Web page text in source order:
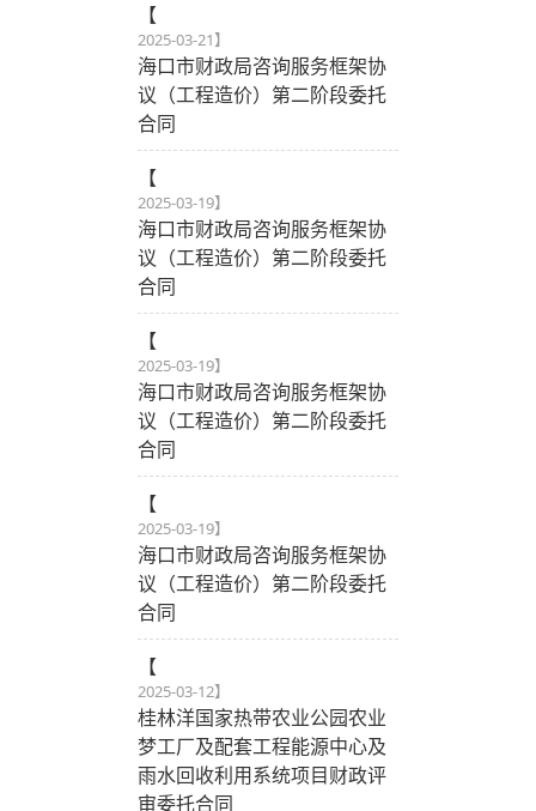
【
2025-03-21】
海口市财政局咨询服务框架协
议（工程造价）第二阶段委托
合同
【
2025-03-19】
海口市财政局咨询服务框架协
议（工程造价）第二阶段委托
合同
【
2025-03-19】
海口市财政局咨询服务框架协
议（工程造价）第二阶段委托
合同
【
2025-03-19】
海口市财政局咨询服务框架协
议（工程造价）第二阶段委托
合同
【
2025-03-12】
桂林洋国家热带农业公园农业
梦工厂及配套工程能源中心及
雨水回收利用系统项目财政评
审委托合同